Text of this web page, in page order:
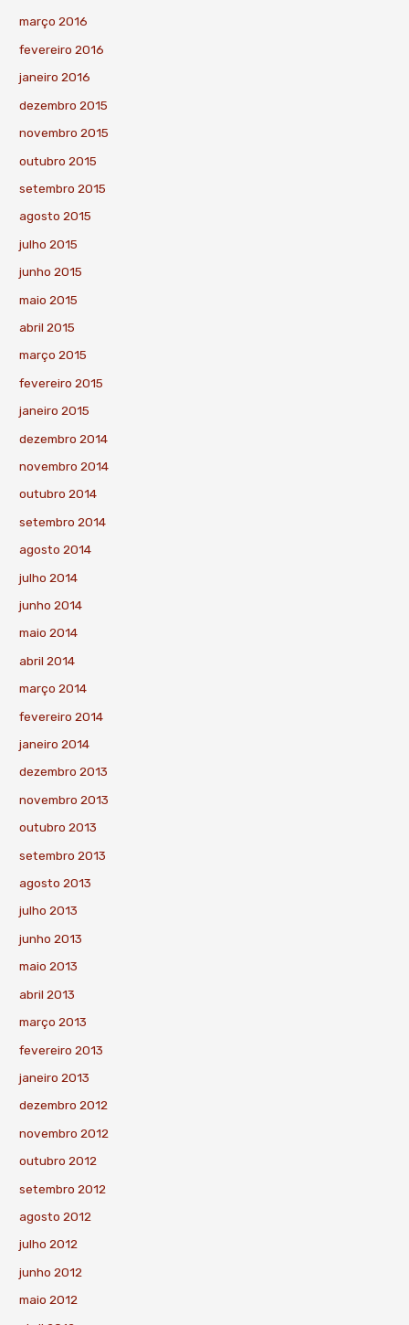
março 2016
fevereiro 2016
janeiro 2016
dezembro 2015
novembro 2015
outubro 2015
setembro 2015
agosto 2015
julho 2015
junho 2015
maio 2015
abril 2015
março 2015
fevereiro 2015
janeiro 2015
dezembro 2014
novembro 2014
outubro 2014
setembro 2014
agosto 2014
julho 2014
junho 2014
maio 2014
abril 2014
março 2014
fevereiro 2014
janeiro 2014
dezembro 2013
novembro 2013
outubro 2013
setembro 2013
agosto 2013
julho 2013
junho 2013
maio 2013
abril 2013
março 2013
fevereiro 2013
janeiro 2013
dezembro 2012
novembro 2012
outubro 2012
setembro 2012
agosto 2012
julho 2012
junho 2012
maio 2012